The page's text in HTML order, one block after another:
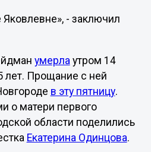
- заключил
умерла утром 14
лет. Прощание с ней
в эту пятницу.
о матери первого
области поделились
Екатерина Одинцова.